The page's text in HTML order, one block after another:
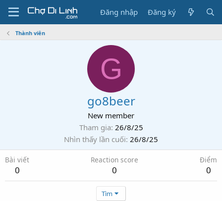
Đăng nhập Đăng ký
Thành viên
G
go8beer
New member
Tham gia 26/8/25
Nhìn thấy lần cuối 26/8/25
Bài viết
0
Reaction score
0
Điểm
0
Tìm